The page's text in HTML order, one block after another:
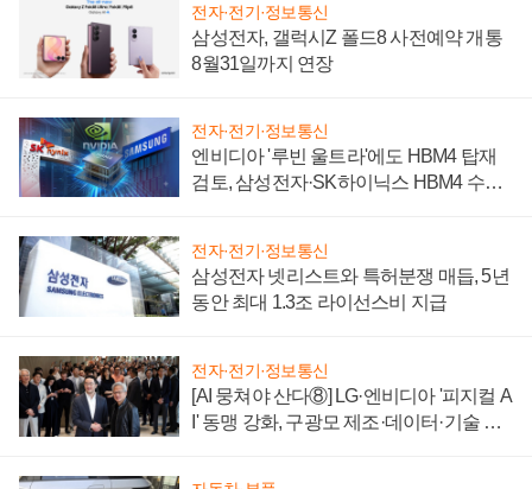
전자·전기·정보통신
삼성전자, 갤럭시Z 폴드8 사전예약 개통
8월31일까지 연장
전자·전기·정보통신
엔비디아 '루빈 울트라'에도 HBM4 탑재
검토, 삼성전자·SK하이닉스 HBM4 수율
전자·전기·정보통신
삼성전자 넷리스트와 특허분쟁 매듭, 5년
동안 최대 1.3조 라이선스비 지급
전자·전기·정보통신
[AI 뭉쳐야 산다⑧] LG·엔비디아 '피지컬 A
I' 동맹 강화, 구광모 제조·데이터·기술 결